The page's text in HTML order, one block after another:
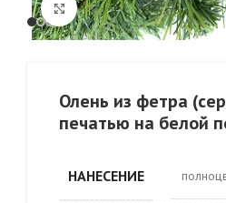
Click to enlarge
Олень из фетра
печатью на белой
НАНЕСЕНИЕ